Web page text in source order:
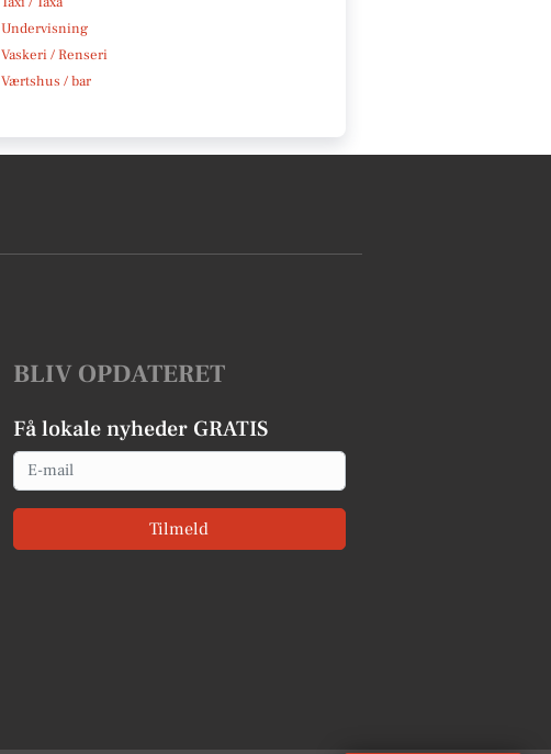
Undervisning
Vaskeri / Renseri
Værtshus / bar
BLIV OPDATERET
Få lokale nyheder GRATIS
Email
Tilmeld